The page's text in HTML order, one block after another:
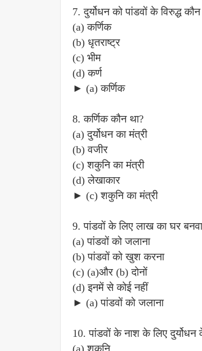
7. दुर्योधन को पांडवों के विरुद्ध
(a) कर्णिक
(b) धृतराष्ट्र
(c) भीम
(d) कर्ण
► (a) कर्णिक
8. कर्णिक कौन था?
(a) दुर्योधन का मंत्री
(b) वजीर
(c) शकुनि का मंत्री
(d) लेखाकार
► (c) शकुनि का मंत्री
9. पांडवों के लिए लाख का घर
(a) पांडवों को जलाना
(b) पांडवों को खुश करना
(c) (a)और (b) दोनों
(d) इनमें से कोई नहीं
► (a) पांडवों को जलाना
10. पांडवों के नाश के लिए
(a) शकुनि